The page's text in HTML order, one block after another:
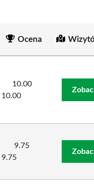
Ocena
10.00
10.00
9.75
9.75